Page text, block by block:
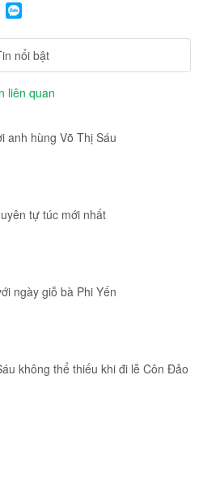
nổi bật
liên quan
anh hùng Võ Thị Sáu
tự túc mới nhất
ngày giỗ bà Phi Yến
không thể thiếu khi đi lễ Côn Đảo